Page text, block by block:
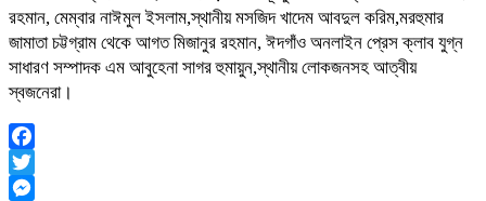
রহমান, মেম্বার নাঈমুল ইসলাম,স্থানীয় মসজিদ খাদেম আবদুল করিম,মরহুমার
জামাতা চট্টগ্রাম থেকে আগত মিজানুর রহমান, ঈদগাঁও অনলাইন প্রেস ক্লাব যুগ্ন
সাধারণ সম্পাদক এম আবুহেনা সাগর হুমায়ুন,স্থানীয় লোকজনসহ আত্বীয়
স্বজনেরা।
Facebook
Twitter